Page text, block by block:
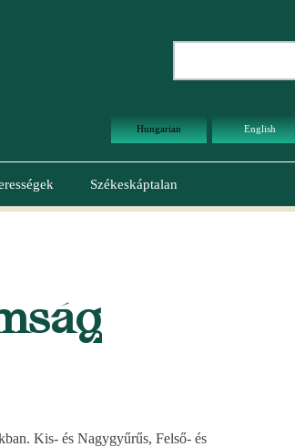
Hungarian English
Székeskáptalan
Kis- és Nagygyűrűs, Felső- és